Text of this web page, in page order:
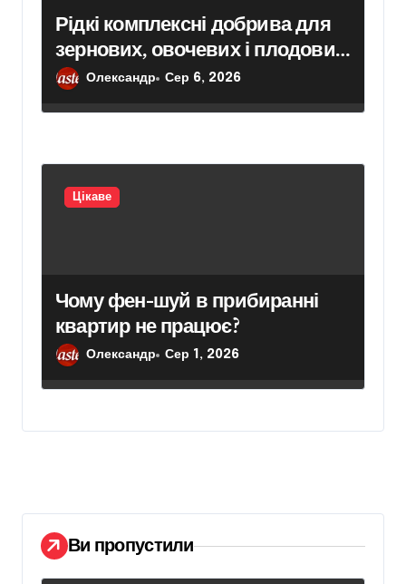
Рідкі комплексні добрива для
зернових, овочевих і плодових
культур: особливості вибору
Олександр Сер 6, 2026
Цікаве
Чому фен-шуй в прибиранні
квартир не працює?
Олександр Сер 1, 2026
Ви пропустили